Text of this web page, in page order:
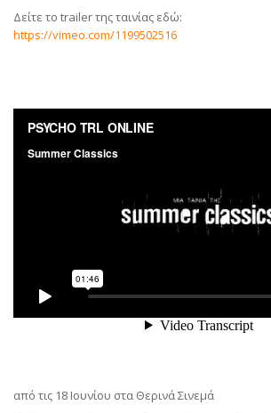
Δείτε το trailer της ταινίας εδώ:
https://vimeo.com/1199502516
από τις 18 Ιουνίου στα Θερινά Σινεμά